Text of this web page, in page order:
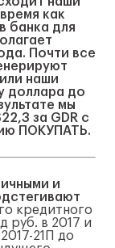
как
банка для
Почти все
наши
доллара до
мы
за GDR с
ПОКУПАТЬ.
и
кредитного
руб. в 2017 и
21П до